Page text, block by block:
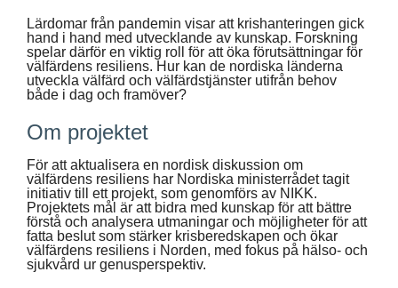
Lärdomar från pandemin visar att krishanteringen gick
hand i hand med utvecklande av kunskap. Forskning
spelar därför en viktig roll för att öka förutsättningar för
välfärdens resiliens. Hur kan de nordiska länderna
utveckla välfärd och välfärdstjänster utifrån behov
både i dag och framöver?
Om projektet
För att aktualisera en nordisk diskussion om
välfärdens resiliens har Nordiska ministerrådet tagit
initiativ till ett projekt, som genomförs av NIKK.
Projektets mål är att bidra med kunskap för att bättre
förstå och analysera utmaningar och möjligheter för att
fatta beslut som stärker krisberedskapen och ökar
välfärdens resiliens i Norden, med fokus på hälso- och
sjukvård ur genusperspektiv.